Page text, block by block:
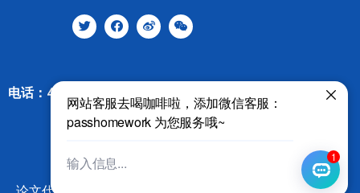
电话：400-8535-4776 邮箱: contact@gpatongdao.com
© 2025 全A学霸™ 代写服务机构